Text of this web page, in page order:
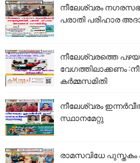
നീലേശ്വരം
പരാതി പരിഹാര
നീലേശ്വരത്തെ
വേഗത്തിലാക്കണം
കർമ്മസമിതി
നീലേശ്വരം
സ്ഥാനമേറ്റു
രാമസവിധേ